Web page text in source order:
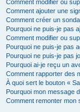
Comment modifier ou
Comment ajouter une
Comment créer un
Pourquoi ne puis-je pas
Comment modifier ou
Pourquoi ne puis-je pas
Pourquoi ne puis-je pas
Pourquoi ai-je reçu un
Comment rapporter des
À quoi sert le bouton «
Pourquoi mon message
Comment remonter mon